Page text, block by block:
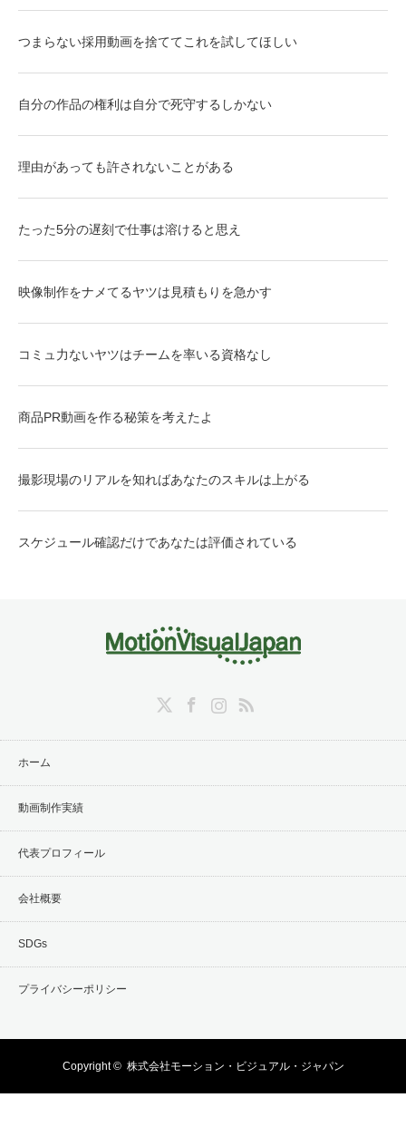
つまらない採用動画を捨ててこれを試してほしい
自分の作品の権利は自分で死守するしかない
理由があっても許されないことがある
たった5分の遅刻で仕事は溶けると思え
映像制作をナメてるヤツは見積もりを急かす
コミュ力ないヤツはチームを率いる資格なし
商品PR動画を作る秘策を考えたよ
撮影現場のリアルを知ればあなたのスキルは上がる
スケジュール確認だけであなたは評価されている
RSS
ホーム
動画制作実績
代表プロフィール
会社概要
SDGs
プライバシーポリシー
Copyright © 株式会社モーション・ビジュアル・ジャパン